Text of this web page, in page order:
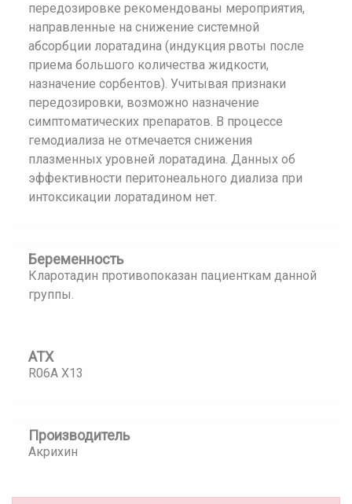
передозировке рекомендованы мероприятия,
направленные на снижение системной
абсорбции лоратадина (индукция рвоты после
приема большого количества жидкости,
назначение сорбентов). Учитывая признаки
передозировки, возможно назначение
симптоматических препаратов. В процессе
гемодиализа не отмечается снижения
плазменных уровней лоратадина. Данных об
эффективности перитонеального диализа при
интоксикации лоратадином нет.
Беременность
Кларотадин противопоказан пациенткам данной
группы.
АТХ
R06A X13
Производитель
Акрихин